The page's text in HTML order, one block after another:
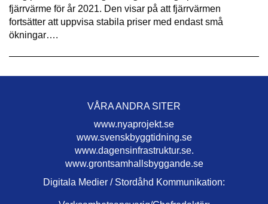
fjärrvärme för år 2021. Den visar på att fjärrvärmen
fortsätter att uppvisa stabila priser med endast små
ökningar….
VÅRA ANDRA SITER
www.nyaprojekt.se
www.svenskbyggtidning.se
www.dagensinfrastruktur.se.
www.grontsamhallsbyggande.se
Digitala Medier / Stordåhd Kommunikation: